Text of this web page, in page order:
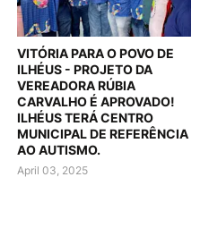
VITÓRIA PARA O POVO DE
ILHÉUS - PROJETO DA
VEREADORA RÚBIA
CARVALHO É APROVADO!
ILHÉUS TERÁ CENTRO
MUNICIPAL DE REFERÊNCIA
AO AUTISMO.
April 03, 2025